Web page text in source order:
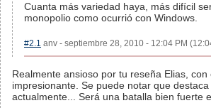
Cuanta más variedad haya, más difícil
monopolio como ocurrió con Windows.
#2.1 anv - septiembre 28, 2010 - 12:04 PM
Realmente ansioso por tu reseña Elias,
impresionante. Se puede notar que
actualmente... Será una batalla bien fuerte